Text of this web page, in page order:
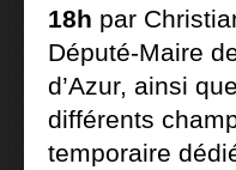
18h par
Député-Maire
d’Azur, ainsi
différents
temporaire